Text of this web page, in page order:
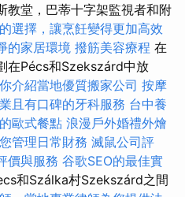
教堂，巴蒂十字架監視者和附
選擇，讓烹飪變得更加高效
的家居環境 撥筋美容療程 在
在Pécs和Szekszárd中放
介紹當地優質搬家公司 按摩
且有口碑的牙科服務 台中養
歐式餐點 浪漫戶外婚禮外燴
管理日常財務 滅鼠公司評
價與服務 谷歌SEO的最佳實
和Szálka村Szekszárd之間